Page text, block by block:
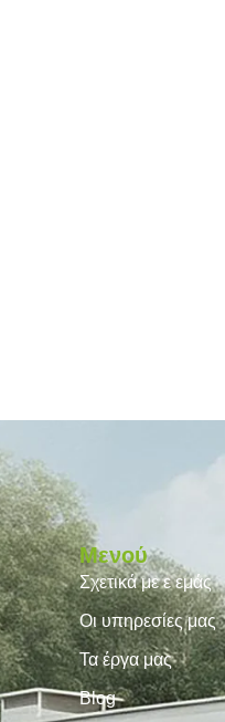
Μενού
Σχετικά με ε εμάς
Οι υπηρεσίες μας
Τα έργα μας
Blog